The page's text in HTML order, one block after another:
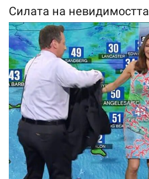
Силата на невидимостта